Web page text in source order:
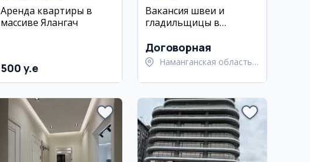
Аренда квартиры в
массиве Ялангач
500 y.e
Вакансия швеи и
гладильщицы в
Договорная
Наманганская область,